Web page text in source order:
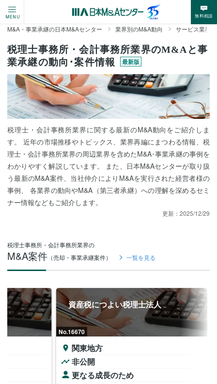
MENU 無料相談
M&A・事業承継の日本M&Aセンター 業界別のM&A動向 サービス業界
税理士事務所・会計事務所業界のM&Aと事
業承継の動向･案件情報
最新版
税理士・会計事務所業界に関する最新のM&A動向をご紹介しま
す。 近年の市場推移やトピックス、業界再編にまつわる情報、税
理士・会計事務所業界の周辺業界を含めたM&A･事業承継の事例を
わかりやすく解説しています。 また、日本M&Aセンターが取り扱
う最新のM&A案件、当社仲介によりM&Aを実行された経営者様の
事例、 各業界の動向やM&A（第三者承継）への理解を深めるセミ
ナー情報などもご紹介します。
更新： 2025/12/29
税理士事務所・会計事務所業界の
M&A案件 （売却・事業承継案件） 一覧を見る
No.16670
資産税につよい税理士法人
関東地方
非公開
更なる成長のため